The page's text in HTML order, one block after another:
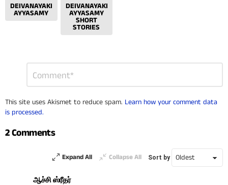
DEIVANAYAKI
AYYASAMY
DEIVANAYAKI
AYYASAMY
SHORT
STORIES
This site uses Akismet to reduce spam. Learn how your comment data
is processed.
2 Comments
Expand All Collapse All Sort by
ஆச்சி ஸ்ரீதர்